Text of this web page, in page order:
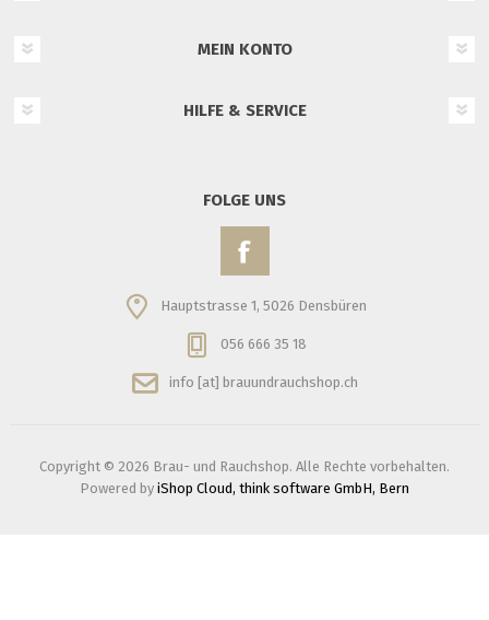
MEIN KONTO
HILFE & SERVICE
FOLGE UNS
Hauptstrasse 1, 5026 Densbüren
056 666 35 18
info [at] brauundrauchshop.ch
Copyright © 2026 Brau- und Rauchshop. Alle Rechte vorbehalten.
Powered by iShop Cloud, think software GmbH, Bern